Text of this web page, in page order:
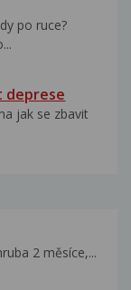
po ruce?
deprese
jak se zbavit
2 měsíce,...